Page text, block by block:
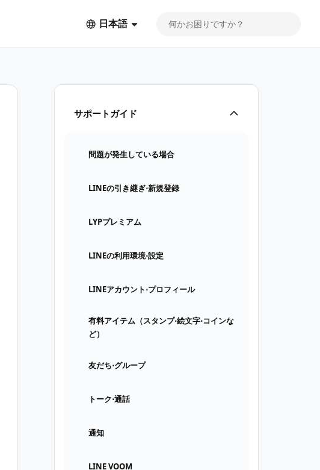
日本語
サポートガイド
問題が発生している場合
LINEの引き継ぎ⋅新規登録
LYPプレミアム
LINEの利用環境⋅設定
LINEアカウント⋅プロフィール
有料アイテム（スタンプ⋅絵文字⋅コインな
ど）
友だち⋅グループ
トーク⋅通話
通知
LINE VOOM